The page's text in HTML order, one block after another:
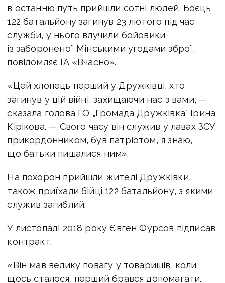
в останню путь прийшли сотні людей. Боєць
122 батальйону загинув 23 лютого під час
служби, у нього влучили бойовики
із забороненої Мінськими угодами зброї,
повідомляє ІА «Вчасно».
«Цей хлопець перший у Дружківці, хто
загинув у цій війні, захищаючи нас з вами, —
сказала голова ГО „Громада Дружківка“ Ірина
Кірікова. — Свого часу він служив у лавах ЗСУ
прикордонником, був патріотом, я знаю,
що батьки пишалися ним».
На похорон прийшли жителі Дружківки,
також приїхали бійці 122 батальйону, з якими
служив загиблий.
У листопаді 2018 року Євген Фурсов підписав
контракт.
«Він мав велику повагу у товаришів, коли
щось сталося, перший брався допомагати.